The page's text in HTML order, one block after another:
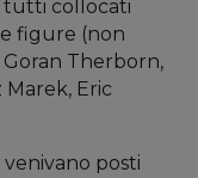
tutti collocati
figure (non
Therborn,
Marek, Eric
posti